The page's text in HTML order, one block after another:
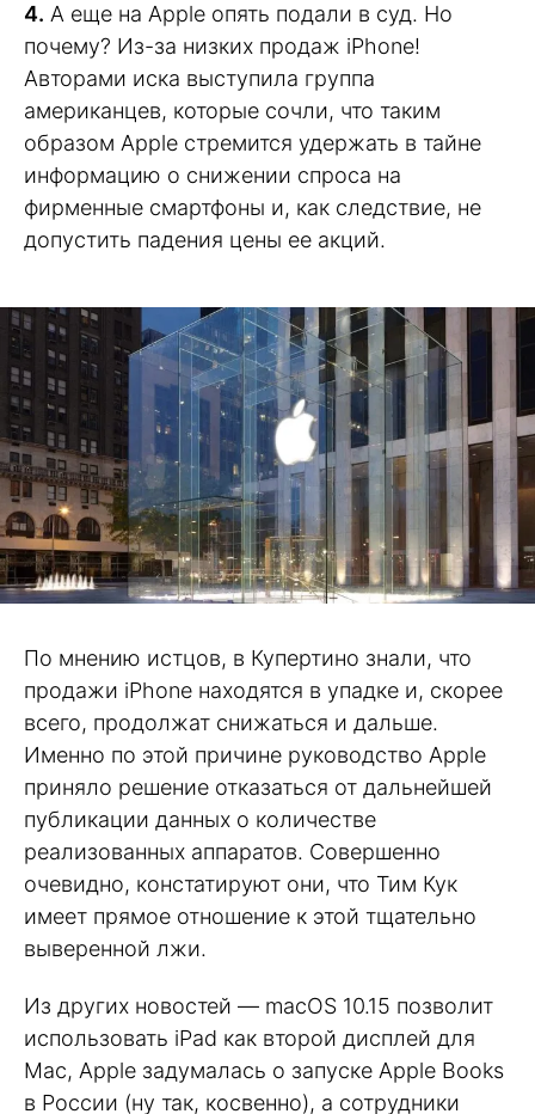
4. А еще на Apple опять подали в суд. Но
почему? Из-за низких продаж iPhone!
Авторами иска выступила группа
американцев, которые сочли, что таким
образом Apple стремится удержать в тайне
информацию о снижении спроса на
фирменные смартфоны и, как следствие, не
допустить падения цены ее акций.
По мнению истцов, в Купертино знали, что
продажи iPhone находятся в упадке и, скорее
всего, продолжат снижаться и дальше.
Именно по этой причине руководство Apple
приняло решение отказаться от дальнейшей
публикации данных о количестве
реализованных аппаратов. Совершенно
очевидно, констатируют они, что Тим Кук
имеет прямое отношение к этой тщательно
выверенной лжи.
Из других новостей — macOS 10.15 позволит
использовать iPad как второй дисплей для
Mac, Apple задумалась о запуске Apple Books
в России (ну так, косвенно), а сотрудники